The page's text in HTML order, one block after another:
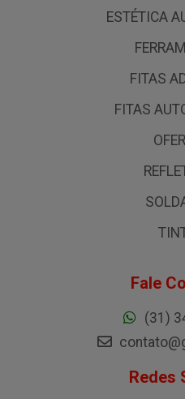
ESTÉTICA
FITAS
FITAS
Fale
(31)
Redes